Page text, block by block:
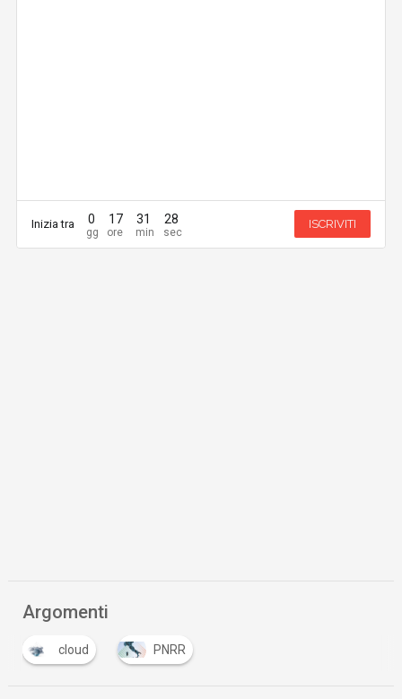
Inizia tra 0 17 31 28 ISCRIVITI
Argomenti
cloud PNRR